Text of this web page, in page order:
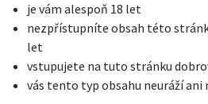
Sběratelství
je vám alespoň 18 let
nezpřístupníte obsah této
let
vstupujete na tuto stránku
vás tento typ obsahu neuráží ani